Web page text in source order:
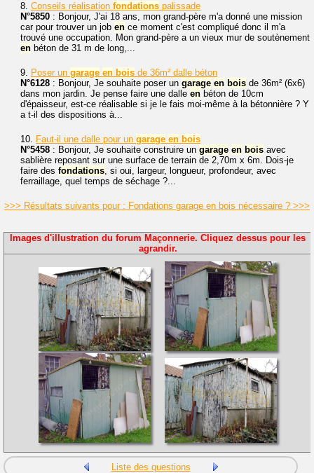
8. Conseils réalisation fondations palissade
N°5850 : Bonjour, J'ai 18 ans, mon grand-père m'a donné une mission
car pour trouver un job en ce moment c'est compliqué donc il m'a
trouvé une occupation. Mon grand-père a un vieux mur de soutènement
en béton de 31 m de long,...
9. Poser un garage en bois de 36m² dalle béton
N°6128 : Bonjour, Je souhaite poser un garage en bois de 36m² (6x6)
dans mon jardin. Je pense faire une dalle en béton de 10cm
d'épaisseur, est-ce réalisable si je le fais moi-même à la bétonnière ? Y
a t-il des dispositions à...
10. Faut-il une dalle pour un garage en bois
N°5458 : Bonjour, Je souhaite construire un garage en bois avec
sablière reposant sur une surface de terrain de 2,70m x 6m. Dois-je
faire des fondations, si oui, largeur, longueur, profondeur, avec
ferraillage, quel temps de séchage ?...
>>> Résultats suivants pour : Fondations garage en bois nécessaire ? >>>
Images d'illustration du forum Maçonnerie. Cliquez dessus pour les
agrandir.
Liste des questions